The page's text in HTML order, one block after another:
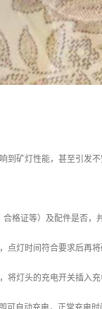
到矿灯性能，甚至引发
格证等）及配件是否，
灯时间符合要求后再将
将灯头的充电开关插入